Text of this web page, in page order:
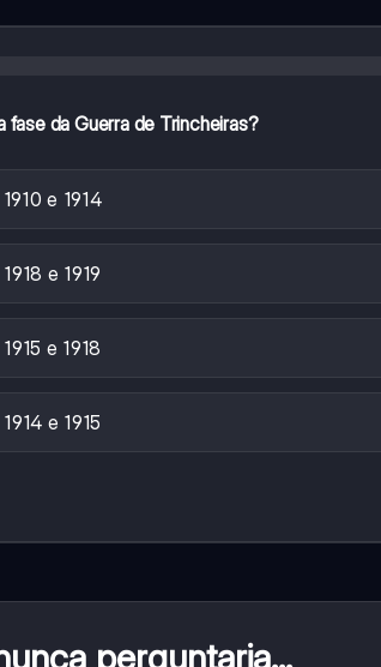
fase da Guerra de Trincheiras?
e 1914
e 1919
e 1918
e 1915
perguntaria...